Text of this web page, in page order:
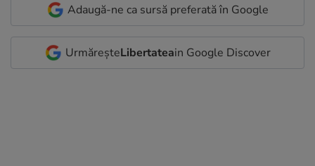
Adaugă-ne ca sursă preferată în Google
UrmăreșteLibertateain Google Discover